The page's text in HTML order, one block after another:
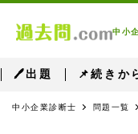
中小
🖊出題 📌続きか
中小企業診断士 問題一覧